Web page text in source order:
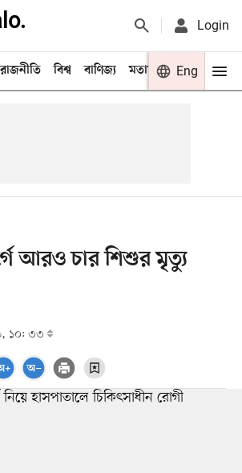
Login
রাজনীতি বিশ্ব বাণিজ্য মতামত খেলা
Eng
আরও চার শিশুর মৃত্যু
১০: ৩৩